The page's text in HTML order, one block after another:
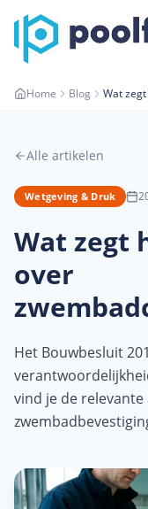
Home Blog Wat
Alle artikelen
Wetgeving & Druk
Wat zegt
over
Het Bouwbesluit
vind je de